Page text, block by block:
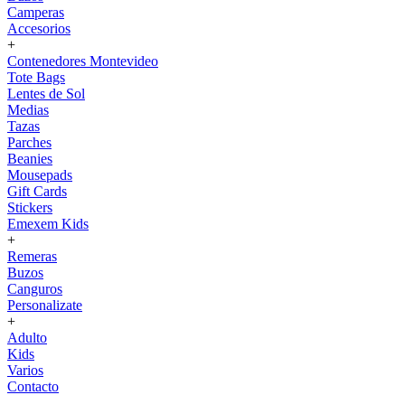
Camperas
Accesorios
+
Contenedores Montevideo
Tote Bags
Lentes de Sol
Medias
Tazas
Parches
Beanies
Mousepads
Gift Cards
Stickers
Emexem Kids
+
Remeras
Buzos
Canguros
Personalizate
+
Adulto
Kids
Varios
Contacto